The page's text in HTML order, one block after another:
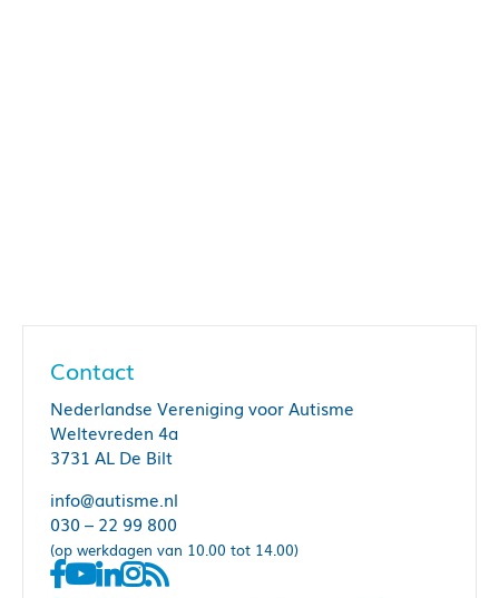
Contact
Nederlandse Vereniging voor Autisme
Weltevreden 4a
3731 AL De Bilt
info@autisme.nl
030 – 22 99 800
(op werkdagen van 10.00 tot 14.00)